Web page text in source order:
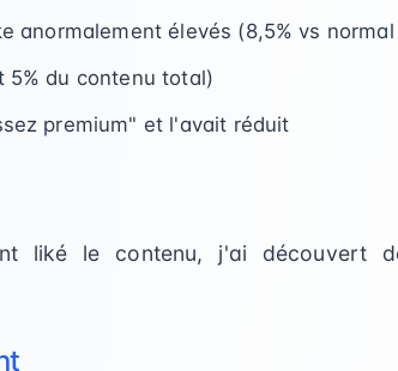
anormalement élevés (8,5% vs normal
5% du contenu total)
premium" et l'avait réduit
liké le contenu, j'ai découvert